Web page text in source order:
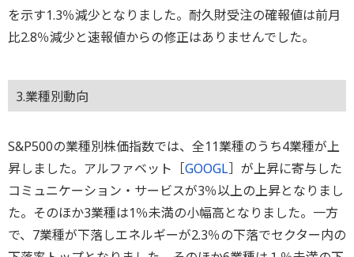
を示す1.3％減少となりました。耐久財受注の確報値は前月
比2.8％減少と速報値からの修正はありませんでした。
3.業種別動向
S&P500の業種別株価指数では、全11業種のうち4業種が上
昇しました。アルファベット［GOOGL］が上昇に寄与した
コミュニケーション・サービスが3％以上の上昇となりまし
た。そのほか3業種は1％未満の小幅高となりました。一方
で、7業種が下落しエネルギーが2.3％の下落でセクター内の